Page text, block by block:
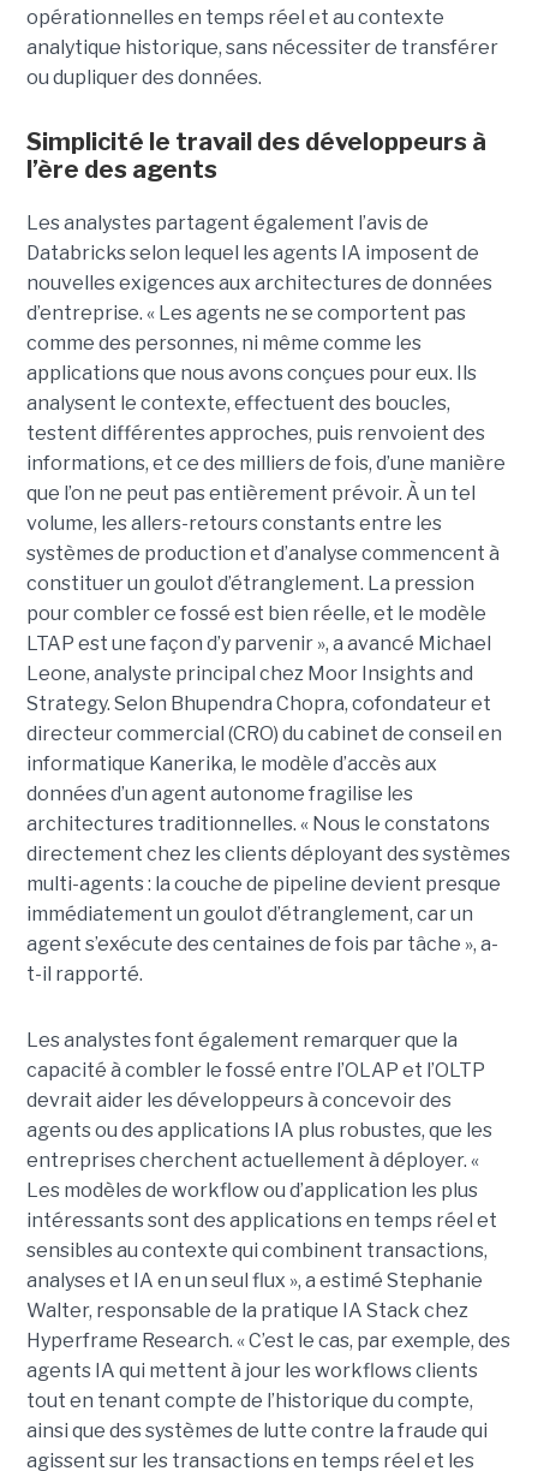
opérationnelles en temps réel et au contexte
analytique historique, sans nécessiter de transférer
ou dupliquer des données.
Simplicité le travail des développeurs à
l’ère des agents
Les analystes partagent également l’avis de
Databricks selon lequel les agents IA imposent de
nouvelles exigences aux architectures de données
d’entreprise. « Les agents ne se comportent pas
comme des personnes, ni même comme les
applications que nous avons conçues pour eux. Ils
analysent le contexte, effectuent des boucles,
testent différentes approches, puis renvoient des
informations, et ce des milliers de fois, d’une manière
que l’on ne peut pas entièrement prévoir. À un tel
volume, les allers-retours constants entre les
systèmes de production et d’analyse commencent à
constituer un goulot d’étranglement. La pression
pour combler ce fossé est bien réelle, et le modèle
LTAP est une façon d’y parvenir », a avancé Michael
Leone, analyste principal chez Moor Insights and
Strategy. Selon Bhupendra Chopra, cofondateur et
directeur commercial (CRO) du cabinet de conseil en
informatique Kanerika, le modèle d’accès aux
données d’un agent autonome fragilise les
architectures traditionnelles. « Nous le constatons
directement chez les clients déployant des systèmes
multi-agents : la couche de pipeline devient presque
immédiatement un goulot d’étranglement, car un
agent s’exécute des centaines de fois par tâche », a-
t-il rapporté.
Les analystes font également remarquer que la
capacité à combler le fossé entre l’OLAP et l’OLTP
devrait aider les développeurs à concevoir des
agents ou des applications IA plus robustes, que les
entreprises cherchent actuellement à déployer. «
Les modèles de workflow ou d’application les plus
intéressants sont des applications en temps réel et
sensibles au contexte qui combinent transactions,
analyses et IA en un seul flux », a estimé Stephanie
Walter, responsable de la pratique IA Stack chez
Hyperframe Research. « C’est le cas, par exemple, des
agents IA qui mettent à jour les workflows clients
tout en tenant compte de l’historique du compte,
ainsi que des systèmes de lutte contre la fraude qui
agissent sur les transactions en temps réel et les